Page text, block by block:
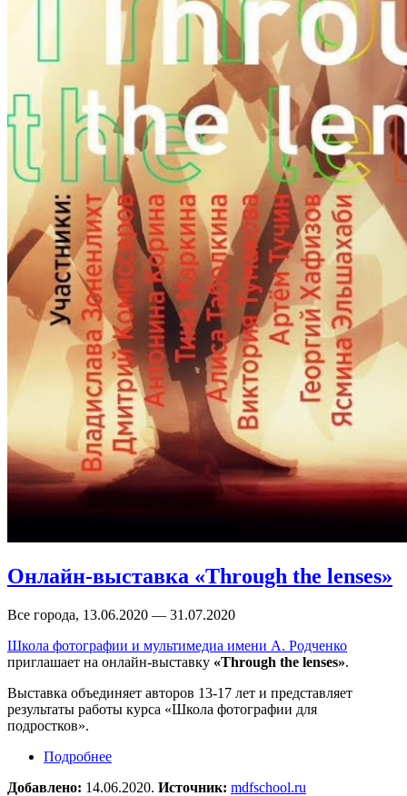
Онлайн-выставка «Through the lenses»
Все города, 13.06.2020 — 31.07.2020
Школа фотографии и мультимедиа имени А. Родченко
приглашает на онлайн-выставку «Through the lenses».
Выставка объединяет авторов 13-17 лет и представляет
результаты работы курса «Школа фотографии для
подростков».
Подробнее
Добавлено: 14.06.2020. Источник: mdfschool.ru